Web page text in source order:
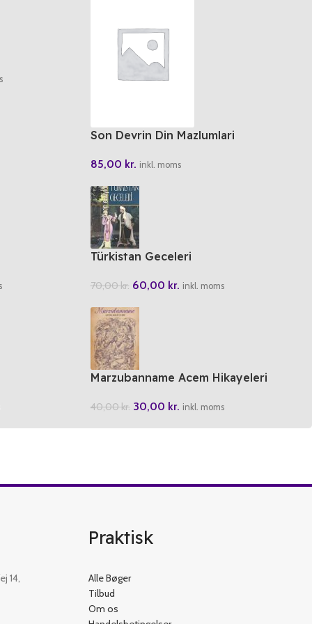
Son Devrin Din Mazlumlari
85,00 kr. inkl. moms
Türkistan Geceleri
70,00kr. 60,00 kr. inkl. moms
Marzubanname Acem Hikayeleri
40,00kr. 30,00 kr. inkl. moms
14,
Praktisk
Alle Bøger
Tilbud
Om os